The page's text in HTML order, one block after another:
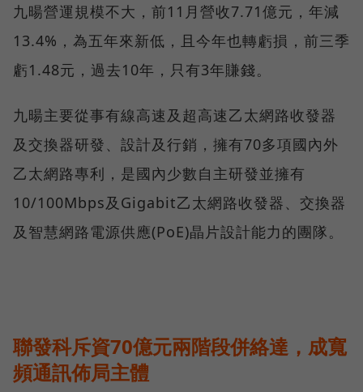
九暘營運規模不大，前11月營收7.71億元，年減
13.4%，為五年來新低，且今年也轉虧損，前三季
虧1.48元，過去10年，只有3年賺錢。
九暘主要從事有線高速及超高速乙太網路收發器
及交換器研發、設計及行銷，擁有70多項國內外
乙太網路專利，是國內少數自主研發並擁有
10/100Mbps及Gigabit乙太網路收發器、交換器
及智慧網路電源供應(PoE)晶片設計能力的團隊。
聯發科斥資70億元兩階段併絡達，成寬
頻通訊佈局主體